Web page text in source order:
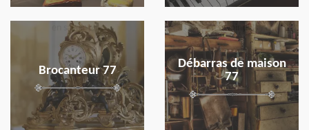
Brocanteur 77
en savoir plus
Débarras de maison
77
en savoir plus